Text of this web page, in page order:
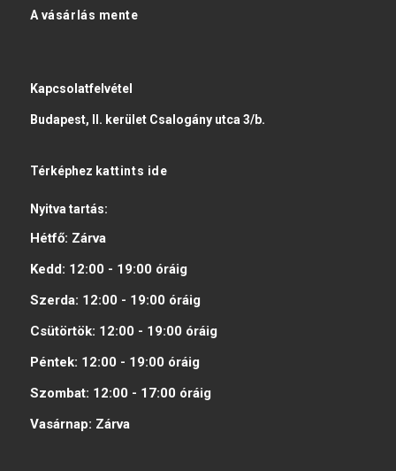
A vásárlás mente
Kapcsolatfelvétel
Budapest, II. kerület Csalogány utca 3/b.
Térképhez kattints ide
Nyitva tartás:
Hétfő: Zárva
Kedd: 12:00 - 19:00 óráig
Szerda: 12:00 - 19:00 óráig
Csütörtök: 12:00 - 19:00 óráig
Péntek: 12:00 - 19:00 óráig
Szombat: 12:00 - 17:00 óráig
Vasárnap: Zárva